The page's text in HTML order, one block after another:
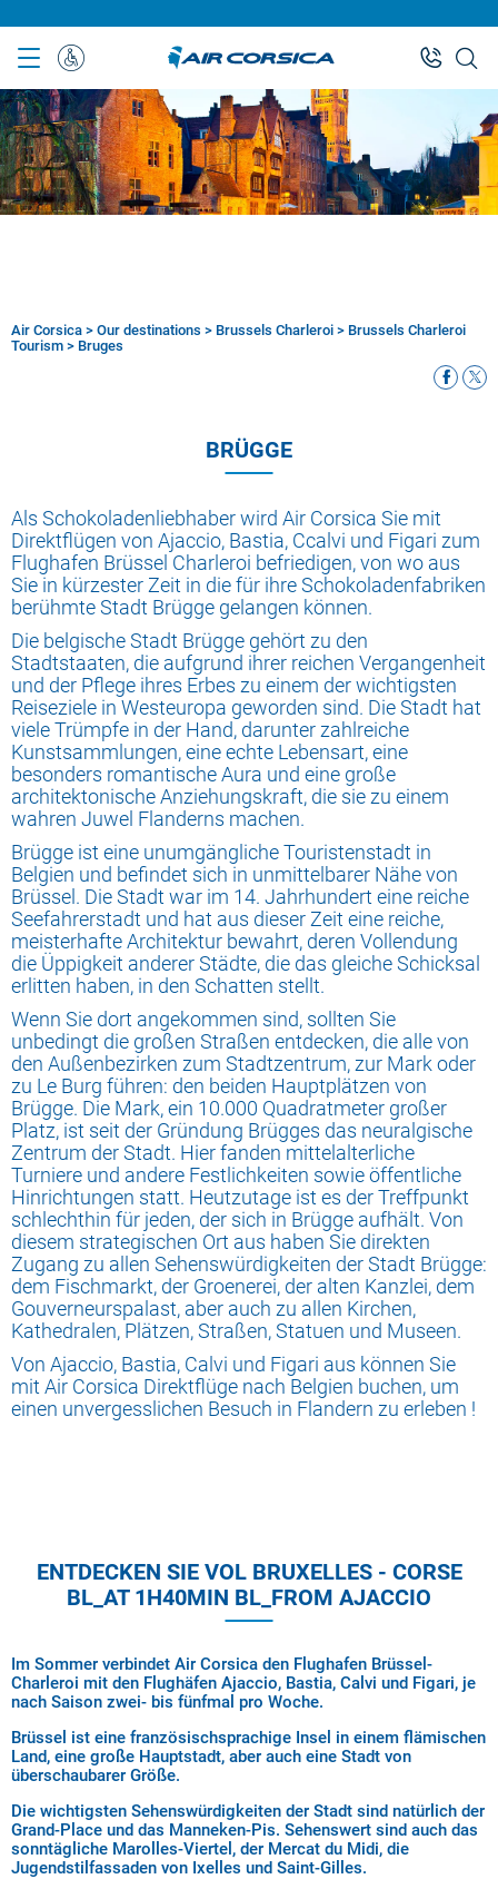
to
main
contentSonderbetreuung
Breadcrumb
Air Corsica > Our destinations > Brussels Charleroi > Brussels Charleroi
Tourism > Bruges
BRÜGGE
Als Schokoladenliebhaber wird Air Corsica Sie mit
Direktflügen von Ajaccio, Bastia, Ccalvi und Figari zum
Flughafen Brüssel Charleroi befriedigen, von wo aus
Sie in kürzester Zeit in die für ihre Schokoladenfabriken
berühmte Stadt Brügge gelangen können.
Die belgische Stadt Brügge gehört zu den
Stadtstaaten, die aufgrund ihrer reichen Vergangenheit
und der Pflege ihres Erbes zu einem der wichtigsten
Reiseziele in Westeuropa geworden sind. Die Stadt hat
viele Trümpfe in der Hand, darunter zahlreiche
Kunstsammlungen, eine echte Lebensart, eine
besonders romantische Aura und eine große
architektonische Anziehungskraft, die sie zu einem
wahren Juwel Flanderns machen.
Brügge ist eine unumgängliche Touristenstadt in
Belgien und befindet sich in unmittelbarer Nähe von
Brüssel. Die Stadt war im 14. Jahrhundert eine reiche
Seefahrerstadt und hat aus dieser Zeit eine reiche,
meisterhafte Architektur bewahrt, deren Vollendung
die Üppigkeit anderer Städte, die das gleiche Schicksal
erlitten haben, in den Schatten stellt.
Wenn Sie dort angekommen sind, sollten Sie
unbedingt die großen Straßen entdecken, die alle von
den Außenbezirken zum Stadtzentrum, zur Mark oder
zu Le Burg führen: den beiden Hauptplätzen von
Brügge. Die Mark, ein 10.000 Quadratmeter großer
Platz, ist seit der Gründung Brügges das neuralgische
Zentrum der Stadt. Hier fanden mittelalterliche
Turniere und andere Festlichkeiten sowie öffentliche
Hinrichtungen statt. Heutzutage ist es der Treffpunkt
schlechthin für jeden, der sich in Brügge aufhält. Von
diesem strategischen Ort aus haben Sie direkten
Zugang zu allen Sehenswürdigkeiten der Stadt Brügge:
dem Fischmarkt, der Groenerei, der alten Kanzlei, dem
Gouverneurspalast, aber auch zu allen Kirchen,
Kathedralen, Plätzen, Straßen, Statuen und Museen.
Von Ajaccio, Bastia, Calvi und Figari aus können Sie
mit Air Corsica Direktflüge nach Belgien buchen, um
einen unvergesslichen Besuch in Flandern zu erleben !
ENTDECKEN SIE VOL BRUXELLES - CORSE
BL_AT 1H40MIN BL_FROM AJACCIO
Im Sommer verbindet Air Corsica den Flughafen Brüssel-
Charleroi mit den Flughäfen Ajaccio, Bastia, Calvi und Figari, je
nach Saison zwei- bis fünfmal pro Woche.
Brüssel ist eine französischsprachige Insel in einem flämischen
Land, eine große Hauptstadt, aber auch eine Stadt von
überschaubarer Größe.
Die wichtigsten Sehenswürdigkeiten der Stadt sind natürlich der
Grand-Place und das Manneken-Pis. Sehenswert sind auch das
sonntägliche Marolles-Viertel, der Mercat du Midi, die
Jugendstilfassaden von Ixelles und Saint-Gilles.